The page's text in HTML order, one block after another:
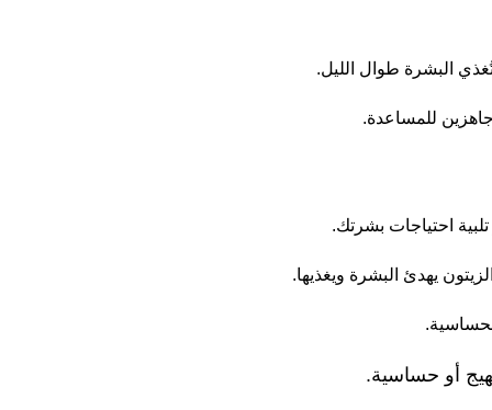
البشرة طوال الليل.
للمساعدة.
احتياجات بشرتك.
يهدئ البشرة ويغذيها.